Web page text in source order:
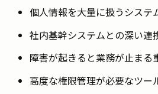
個人情報を大量に扱うシステ
社内基幹システムとの深い連
障害が起きると業務が止まる
高度な権限管理が必要なツー